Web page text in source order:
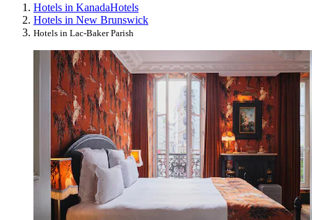
Hotels in KanadaHotels
Hotels in New Brunswick
Hotels in Lac-Baker Parish